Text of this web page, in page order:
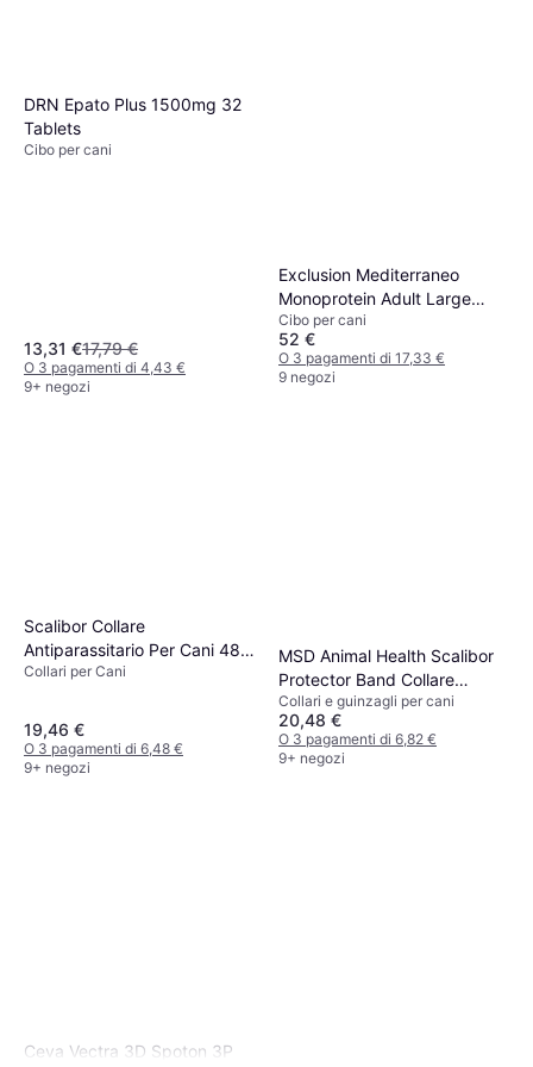
DRN Epato Plus 1500mg 32
Tablets
Cibo per cani
13,31 €17,79 €
O 3 pagamenti di 4,43 €
9+ negozi
Exclusion Mediterraneo
Monoprotein Adult Large
Breed con Manzo - 12 kg
Cibo per cani
52 €
O 3 pagamenti di 17,33 €
9 negozi
Scalibor Collare
Antiparassitario Per Cani 48
cm
Collari per Cani
19,46 €
O 3 pagamenti di 6,48 €
9+ negozi
MSD Animal Health Scalibor
Protector Band Collare
Antiparassitario 65 cm
Collari e guinzagli per cani
20,48 €
O 3 pagamenti di 6,82 €
9+ negozi
Ceva Vectra 3D Spoton 3P